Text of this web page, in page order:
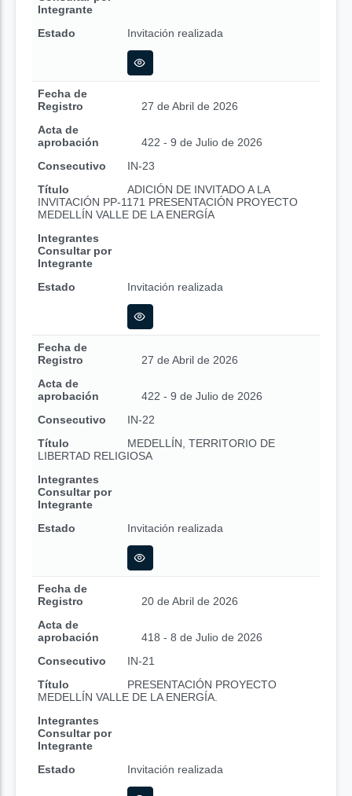
Integrante
Estado
Invitación realizada
Fecha de
Registro
27 de Abril de 2026
Acta de
aprobación
422 - 9 de Julio de 2026
Consecutivo
IN-23
Título
ADICIÓN DE INVITADO A LA
INVITACIÓN PP-1171 PRESENTACIÓN PROYECTO
MEDELLÍN VALLE DE LA ENERGÍA
Integrantes
Consultar por
Integrante
Estado
Invitación realizada
Fecha de
Registro
27 de Abril de 2026
Acta de
aprobación
422 - 9 de Julio de 2026
Consecutivo
IN-22
Título
MEDELLÍN, TERRITORIO DE
LIBERTAD RELIGIOSA
Integrantes
Consultar por
Integrante
Estado
Invitación realizada
Fecha de
Registro
20 de Abril de 2026
Acta de
aprobación
418 - 8 de Julio de 2026
Consecutivo
IN-21
Título
PRESENTACIÓN PROYECTO
MEDELLÍN VALLE DE LA ENERGÍA.
Integrantes
Consultar por
Integrante
Estado
Invitación realizada